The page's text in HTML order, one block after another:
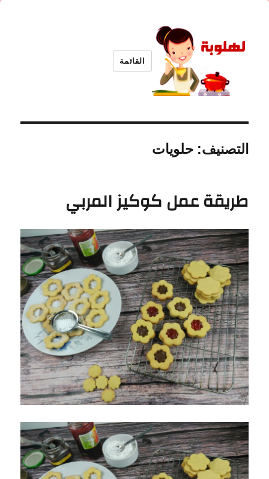
القائمة
التصنيف:حلويات
طريقة عمل كوكيز المربي